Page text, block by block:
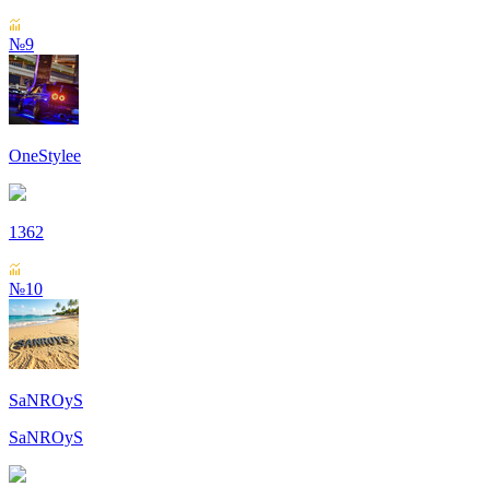
№9
OneStylee
1362
№10
SaNROyS
SaNROyS